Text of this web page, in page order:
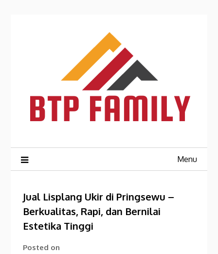
Menu
Jual Lisplang Ukir di Pringsewu –
Berkualitas, Rapi, dan Bernilai
Estetika Tinggi
Posted on